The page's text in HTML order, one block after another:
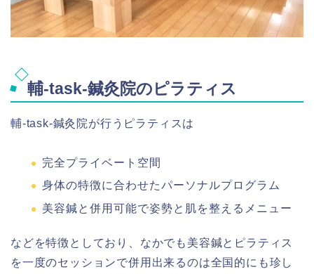
輔-task-鍼灸院のピラティス
輔-task-鍼灸院が行うピラティスは
完全プライベート空間
身体の特徴に合わせたパーソナルプログラム
美容鍼と併用可能で姿勢と肌を整えるメニュー
などを特徴としており、なかでも美容鍼とピラティス
を一度のセッションで併用出来るのは全国的にも珍し